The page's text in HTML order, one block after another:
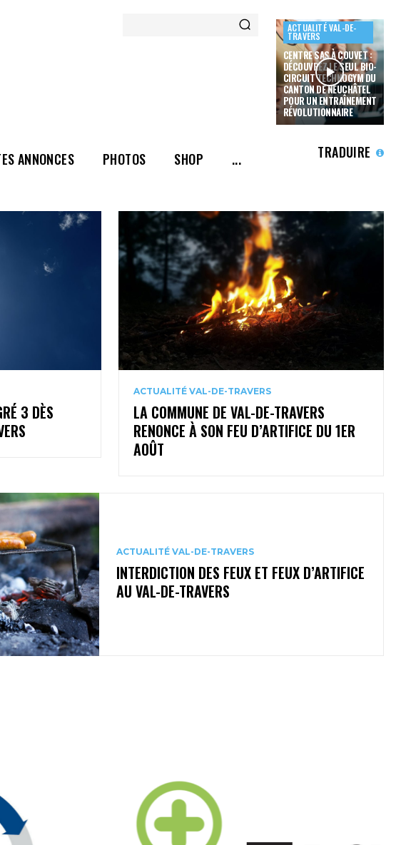
ACTUALITÉ VAL-DE-
TRAVERS
CENTRE SAS À COUVET :
DÉCOUVREZ LE SEUL BIO-
CIRCUIT TECHNOGYM DU
CANTON DE NEUCHÂTEL
POUR UN ENTRAÎNEMENT
RÉVOLUTIONNAIRE
ANNONCES PHOTOS SHOP ... TRADUIRE
3 DÈS
ACTUALITÉ VAL-DE-TRAVERS
LA COMMUNE DE VAL-DE-TRAVERS
RENONCE À SON FEU D’ARTIFICE DU 1ER
AOÛT
ACTUALITÉ VAL-DE-TRAVERS
INTERDICTION DES FEUX ET FEUX D’ARTIFICE
AU VAL-DE-TRAVERS